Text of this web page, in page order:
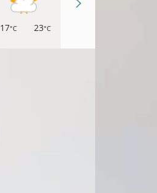
17°C 23°C